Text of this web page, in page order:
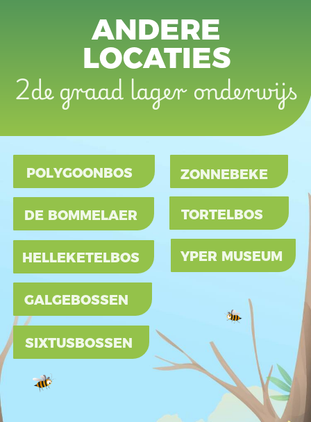
ZONNEBEKE
TORTELBOS
SIXTUSBOSSEN
GALGEBOSSEN
HELLEKETELBOS
DE BOMMELAER
POLYGOONBOS
2de graad lager onderwijs
ANDERE
LOCATIES
YPER MUSEUM